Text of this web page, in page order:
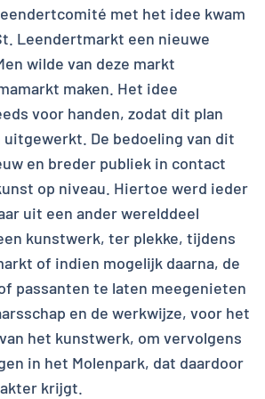
met het idee kwam
Leendertmarkt een nieuwe
wilde van deze markt
maken. Het idee
voor handen, zodat dit plan
uitgewerkt. De bedoeling van dit
en breder publiek in contact
op niveau. Hiertoe werd ieder
uit een ander werelddeel
kunstwerk, ter plekke, tijdens
of indien mogelijk daarna, de
passanten te laten meegenieten
en de werkwijze, voor het
het kunstwerk, om vervolgens
in het Molenpark, dat daardoor
krijgt.